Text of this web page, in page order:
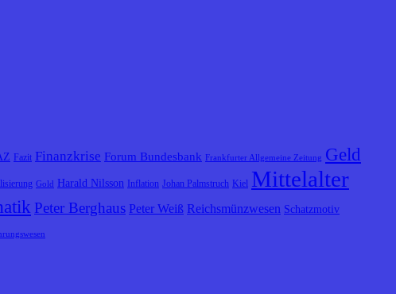
Fazit Finanzkrise Forum Bundesbank Frankfurter Allgemeine Zeitung Geld
Gold Harald Nilsson Inflation Johan Palmstruch Kiel Mittelalter
Peter Berghaus Peter Weiß Reichsmünzwesen Schatzmotiv